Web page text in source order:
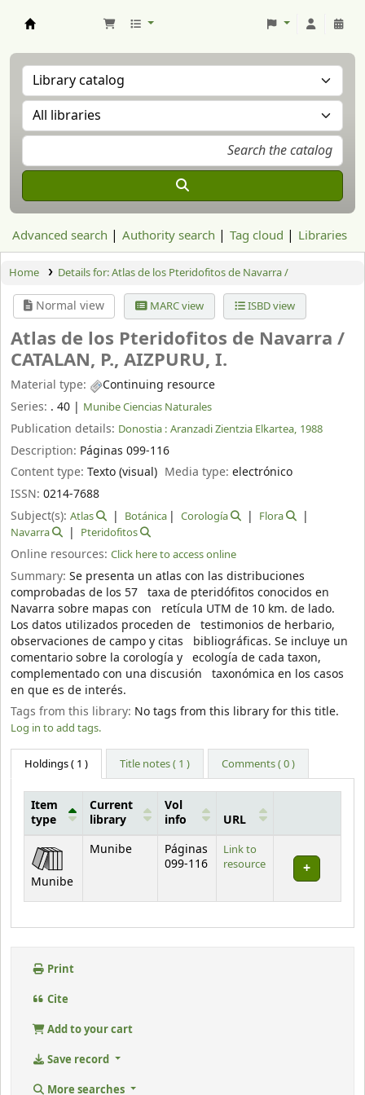
Advanced search Authority search Tag cloud Libraries
Home Details for:Atlas de los Pteridofitos de Navarra /
Normal view MARC view ISBD view
Atlas de los Pteridofitos de Navarra /
CATALAN, P., AIZPURU, I.
Material type:
Continuing resource
Series: . 40 | Munibe Ciencias Naturales
Publication details: Donostia : Aranzadi Zientzia Elkartea, 1988
Description: Páginas 099-116
Content type: Texto (visual) Media type:electrónico
ISSN: 0214-7688
Subject(s): Atlas Botánica Corología
Flora
Navarra
Pteridofitos
Online resources: Click here to access online
Summary: Se presenta un atlas con las distribuciones
comprobadas de los 57 taxa de pteridófitos conocidos en
Navarra sobre mapas con retícula UTM de 10 km. de lado.
Los datos utilizados proceden de testimonios de herbario,
observaciones de campo y citas bibliográficas. Se incluye un
comentario sobre la corología y ecología de cada taxon,
complementado con una discusión taxonómica en los casos
en que es de interés.
Tags from this library: No tags from this library for this title.
Log in to add tags.
Holdings( 1 ) Title notes ( 1 ) Comments ( 0 )
Holdings
Item
type
Current
library
Vol
info
URL
Munibe
Munibe
Páginas
099-116
Link to
resource
Print
Cite
Add to your cart
Save record
More searches